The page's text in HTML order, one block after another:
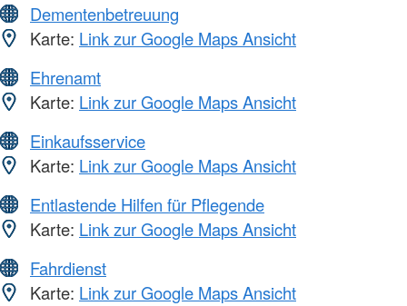
Dementenbetreuung
Karte: Link zur Google Maps Ansicht
Ehrenamt
Karte: Link zur Google Maps Ansicht
Einkaufsservice
Karte: Link zur Google Maps Ansicht
Entlastende Hilfen für Pflegende
Karte: Link zur Google Maps Ansicht
Fahrdienst
Karte: Link zur Google Maps Ansicht